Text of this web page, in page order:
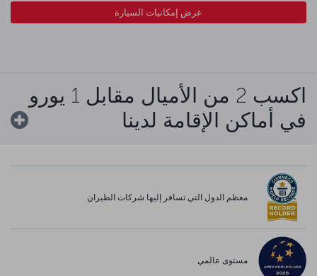
عرض إمكانيات السيارة
اكسب 2 من الأميال مقابل 1 يورو
في أماكن الإقامة لدينا
معظم الدول التي تسافر إليها شركات الطيران
مستوى عالمي